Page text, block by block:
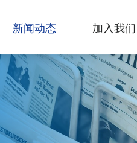
新闻动态 加入我们